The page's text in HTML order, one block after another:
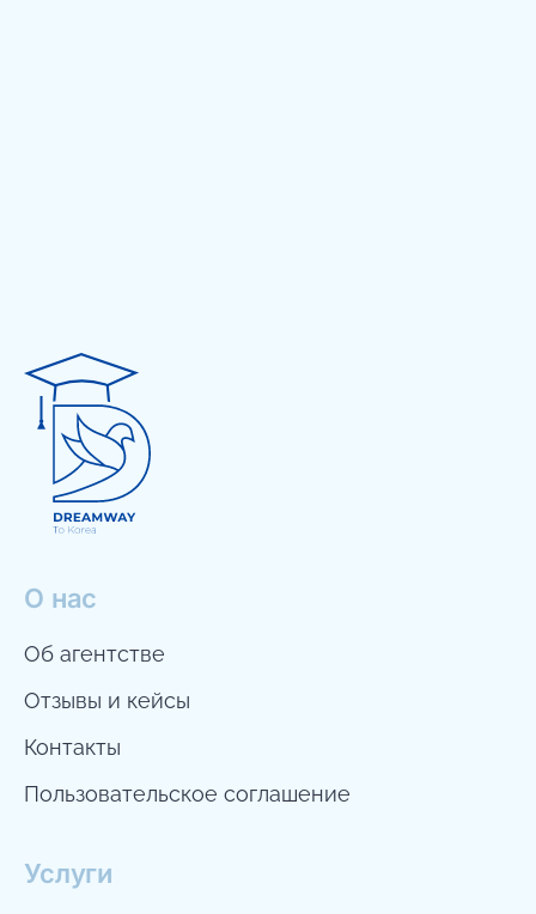
О нас
Об агентстве
Отзывы и кейсы
Контакты
Пользовательское соглашение
Услуги